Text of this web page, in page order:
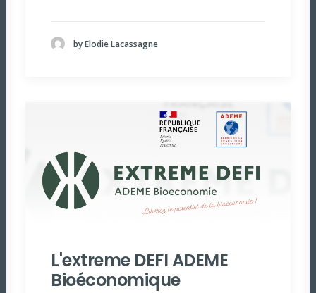
by Elodie Lacassagne
L'extreme DEFI ADEME
Bioéconomique